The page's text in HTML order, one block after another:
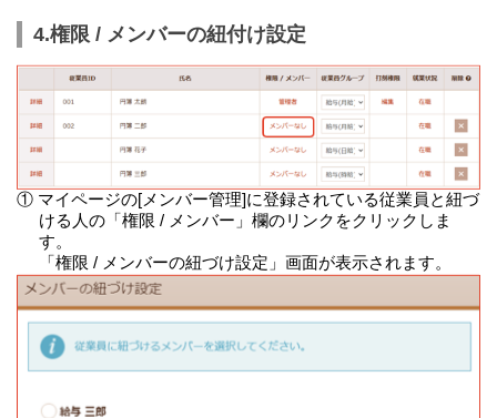
4.権限 / メンバーの紐付け設定
① マイページの[メンバー管理]に登録されている従業員と紐づ
ける人の「権限 / メンバー」欄のリンクをクリックしま
す。
「権限 / メンバーの紐づけ設定」画面が表示されます。